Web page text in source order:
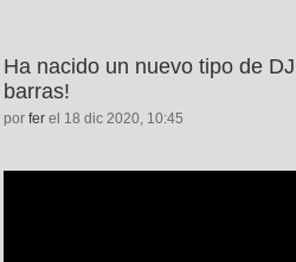
Ha nacido un nuevo tipo de
barras!
por fer el 18 dic 2020, 10:45